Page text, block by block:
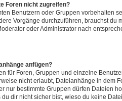
Foren nicht zugreifen?
Benutzern oder Gruppen vorbehalten
Vorgänge durchzuführen, brauchst du
oder Administrator nach
anfügen?
für Foren, Gruppen und einzelne
nicht erlaubt, Dateianhänge in dem
nur bestimmte Gruppen dürfen Dateien
dir nicht sicher bist, wieso du keine